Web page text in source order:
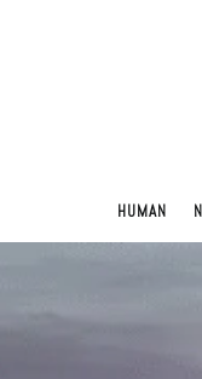
HUMAN